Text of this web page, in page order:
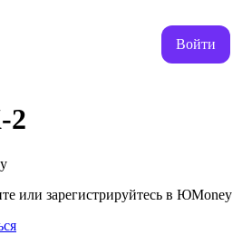
Войти
или зарегистрируйтесь в ЮMoney